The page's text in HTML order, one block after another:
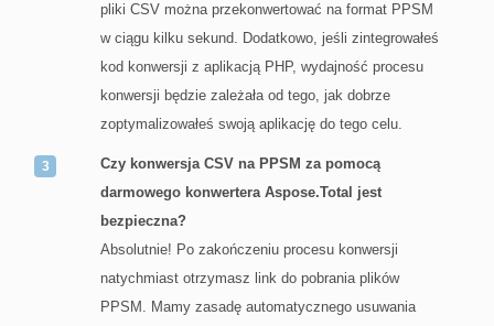
pliki CSV można przekonwertować na format PPSM
w ciągu kilku sekund. Dodatkowo, jeśli zintegrowałeś
kod konwersji z aplikacją PHP, wydajność procesu
konwersji będzie zależała od tego, jak dobrze
zoptymalizowałeś swoją aplikację do tego celu.
Czy konwersja CSV na PPSM za pomocą
darmowego konwertera Aspose.Total jest
bezpieczna?
Absolutnie! Po zakończeniu procesu konwersji
natychmiast otrzymasz link do pobrania plików
PPSM. Mamy zasadę automatycznego usuwania